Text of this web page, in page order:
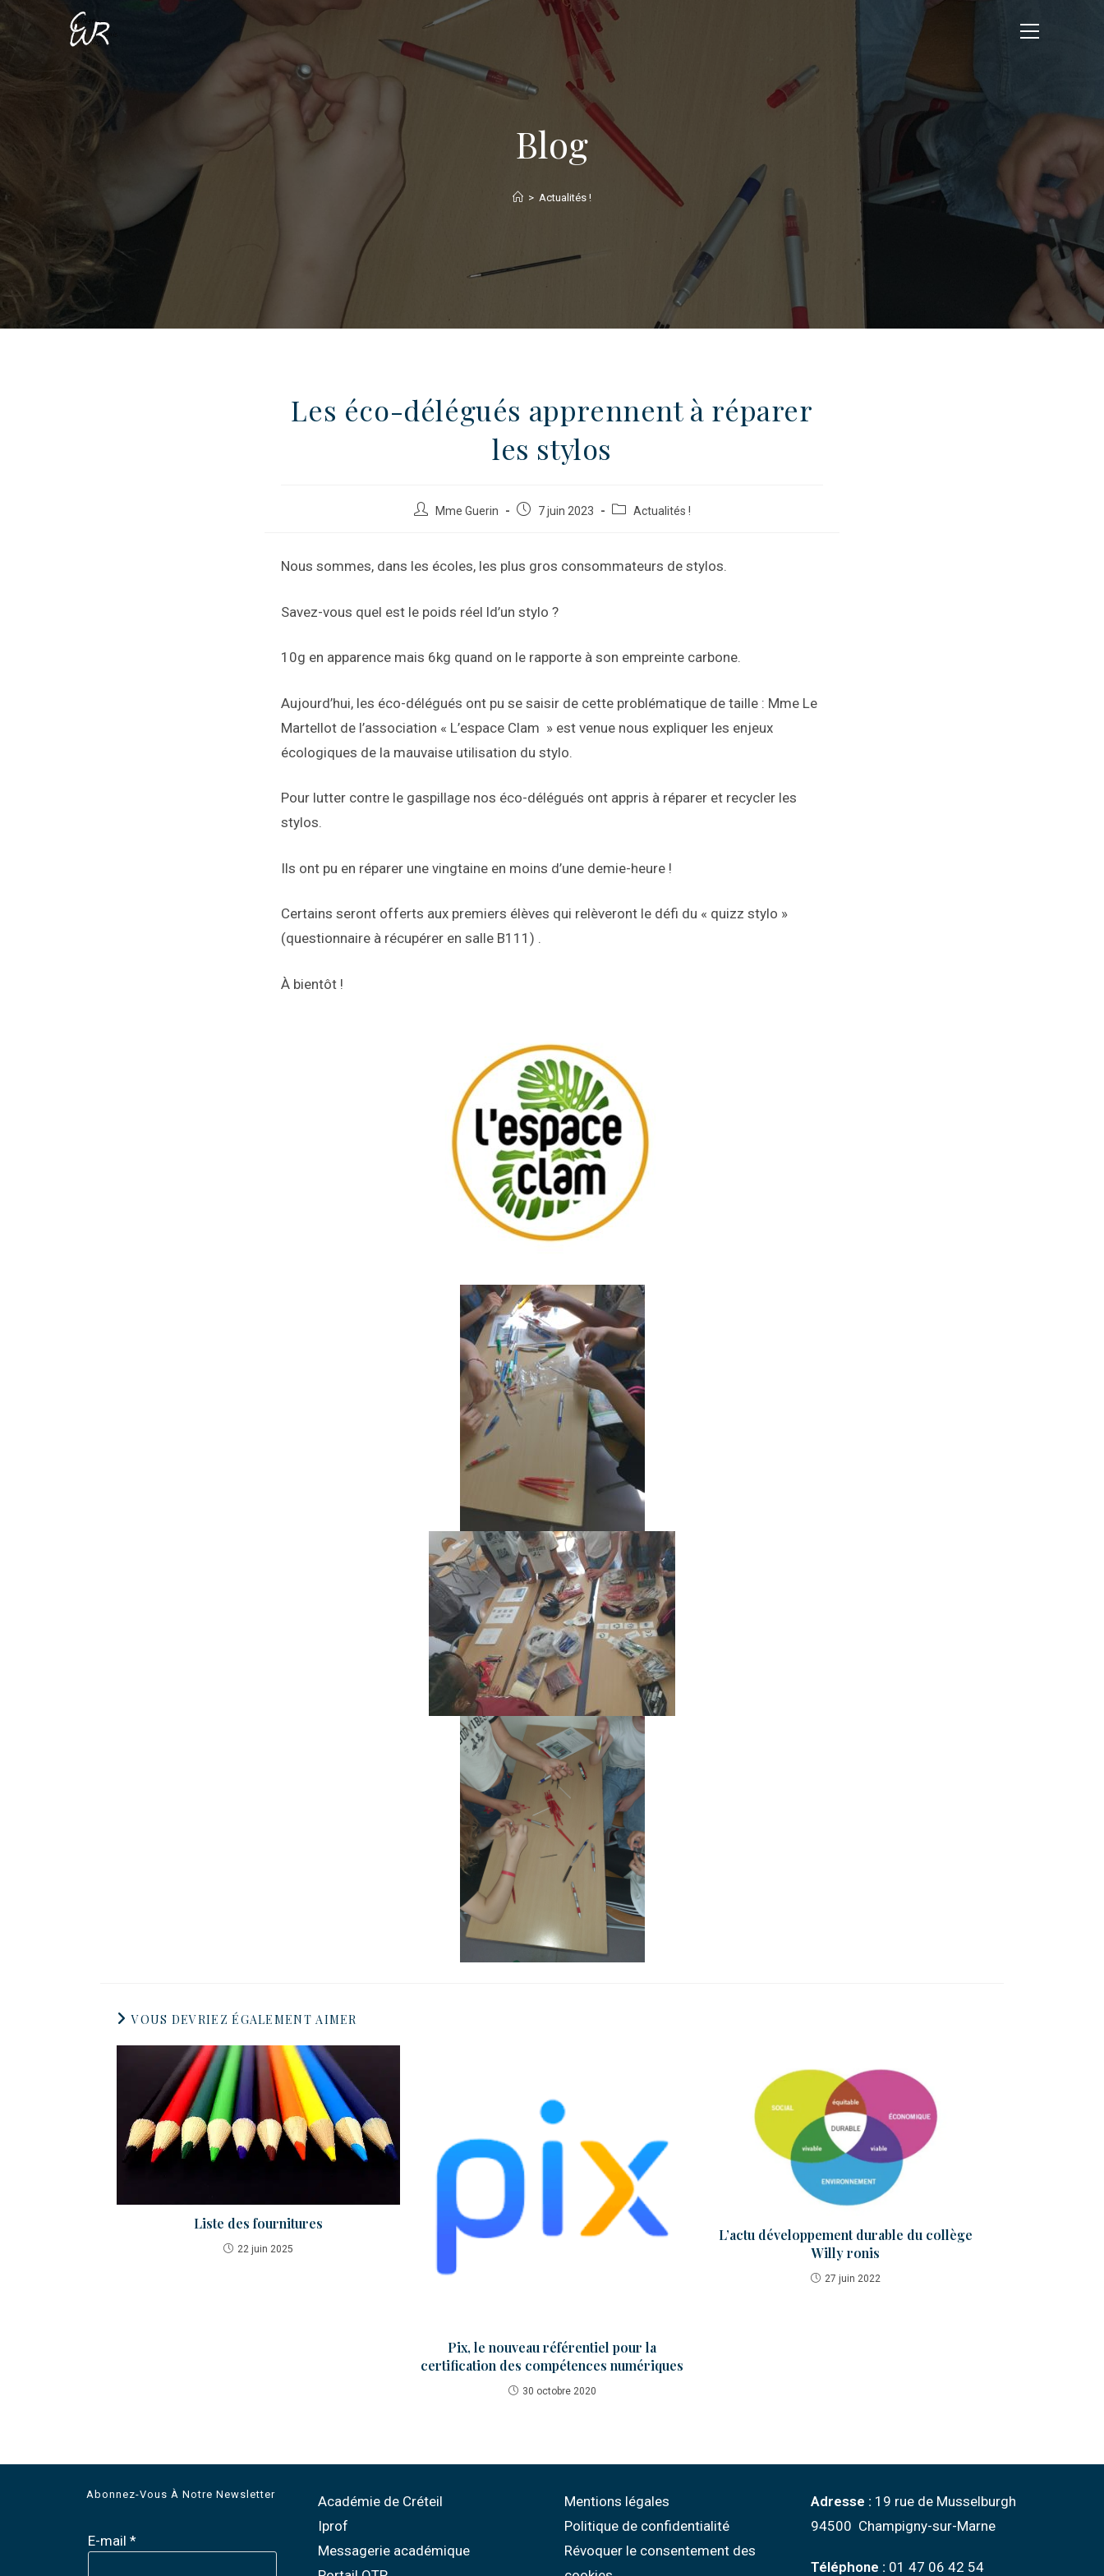
Blog
> Actualités !
Les éco-délégués apprennent à réparer
les stylos
Mme Guerin 7 juin 2023 Actualités !
Nous sommes, dans les écoles, les plus gros consommateurs de stylos.
Savez-vous quel est le poids réel ld’un stylo ?
10g en apparence mais 6kg quand on le rapporte à son empreinte carbone.
Aujourd’hui, les éco-délégués ont pu se saisir de cette problématique de taille : Mme Le
Martellot de l’association « L’espace Clam » est venue nous expliquer les enjeux
écologiques de la mauvaise utilisation du stylo.
Pour lutter contre le gaspillage nos éco-délégués ont appris à réparer et recycler les
stylos.
Ils ont pu en réparer une vingtaine en moins d’une demie-heure !
Certains seront offerts aux premiers élèves qui relèveront le défi du « quizz stylo »
(questionnaire à récupérer en salle B111) .
À bientôt !
VOUS DEVRIEZ ÉGALEMENT AIMER
Liste des fournitures
22 juin 2025
Pix, le nouveau référentiel pour la
certification des compétences numériques
30 octobre 2020
L’actu développement durable du collège
Willy ronis
27 juin 2022
Abonnez-Vous À Notre Newsletter
E-mail *
Académie de Créteil
Iprof
Messagerie académique
Mentions légales
Politique de confidentialité
Révoquer le consentement des
Adresse : 19 rue de Musselburgh
94500 Champigny-sur-Marne
Téléphone : 01 47 06 42 54